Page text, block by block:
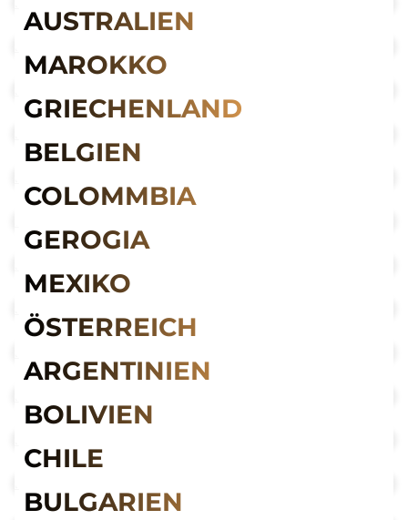
AUSTRALIEN
MAROKKO
GRIECHENLAND
BELGIEN
COLOMMBIA
GEROGIA
MEXIKO
ÖSTERREICH
ARGENTINIEN
BOLIVIEN
CHILE
BULGARIEN